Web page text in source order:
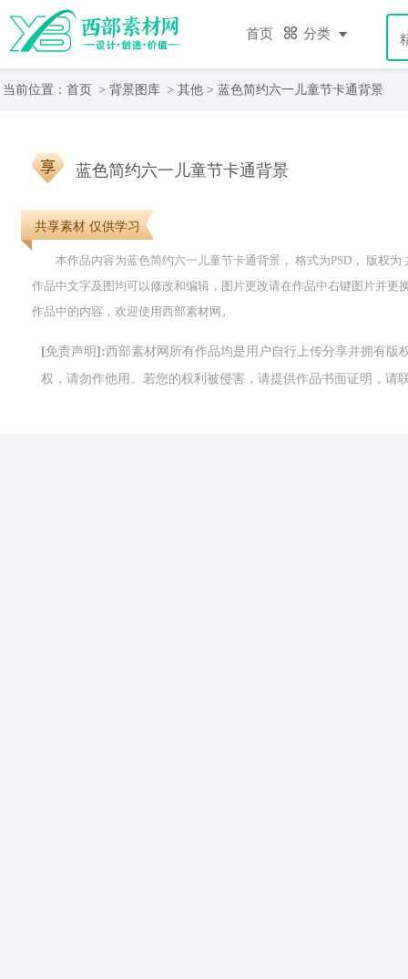
首页 分类
当前位置： 首页 > 背景图库 > 其他 > 蓝色简约六一儿童节卡通背景
共享素材 仅供学习
蓝色简约六一儿童节卡通背景
本作品内容为蓝色简约六一儿童节卡通背景， 格式为PSD， 版权
作品中文字及图均可以修改和编辑，图片更改请在作品中右键图片并
作品中的内容，欢迎使用西部素材网。
[免责声明]:西部素材网所有作品均是用户自行上传分享并拥有
权，请勿作他用。若您的权利被侵害，请提供作品书面证明，请